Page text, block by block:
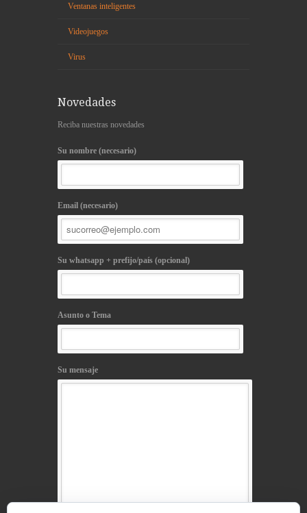
Ventanas inteligentes
Videojuegos
Virus
Novedades
Reciba nuestras novedades
Su nombre (necesario)
Email (necesario)
Su whatsapp + prefijo/país (opcional)
Asunto o Tema
Su mensaje